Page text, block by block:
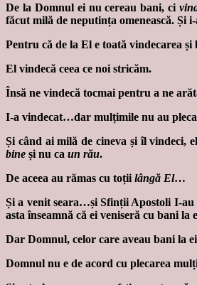
De la Domnul ei nu cereau bani, ci
făcut milă de neputința omenească. Și
Pentru că de la El e toată vindecarea și
El vindecă ceea ce noi stricăm.
Însă ne vindecă tocmai pentru a ne
I-a vindecat…dar mulțimile nu au
Și când ai milă de cineva și îl vindeci,
bine și nu ca un rău.
De aceea au rămas cu toții lângă El…
Și a venit seara…și Sfinții Apostoli I-
asta înseamnă că ei veniseră cu bani
Dar Domnul, celor care aveau bani la
Domnul nu e de acord cu plecarea